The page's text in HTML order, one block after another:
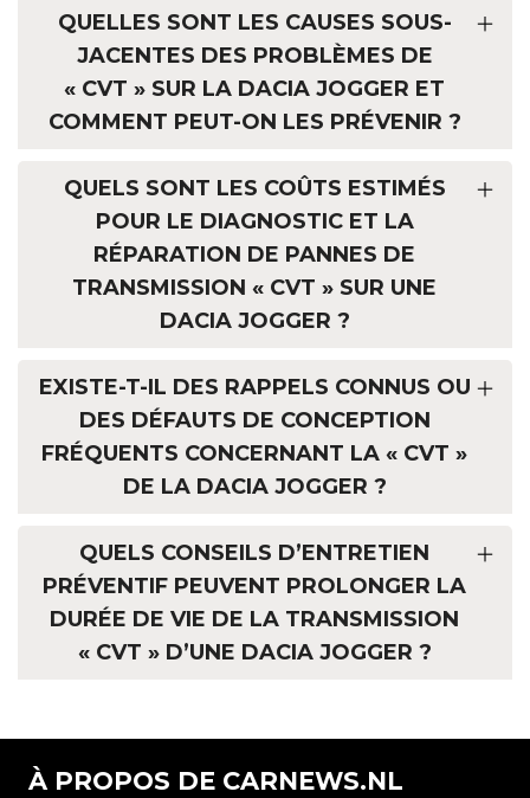
QUELLES SONT LES CAUSES SOUS-
JACENTES DES PROBLÈMES DE
« CVT » SUR LA DACIA JOGGER ET
COMMENT PEUT-ON LES PRÉVENIR ?
QUELS SONT LES COÛTS ESTIMÉS
POUR LE DIAGNOSTIC ET LA
RÉPARATION DE PANNES DE
TRANSMISSION « CVT » SUR UNE
DACIA JOGGER ?
EXISTE-T-IL DES RAPPELS CONNUS OU
DES DÉFAUTS DE CONCEPTION
FRÉQUENTS CONCERNANT LA « CVT »
DE LA DACIA JOGGER ?
QUELS CONSEILS D’ENTRETIEN
PRÉVENTIF PEUVENT PROLONGER LA
DURÉE DE VIE DE LA TRANSMISSION
« CVT » D’UNE DACIA JOGGER ?
À PROPOS DE CARNEWS.NL